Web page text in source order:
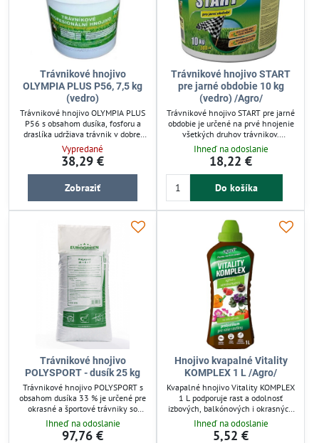
Trávnikové hnojivo
OLYMPIA PLUS P56, 7,5 kg
(vedro)
Trávnikové hnojivo OLYMPIA PLUS
P56 s obsahom dusíka, fosforu a
draslíka udržiava trávnik v dobrej
kondícii až 12 týždňov. Znižuje
riziko popálenia a podporuje
odolnosť voči chorobám. Vhodné
pre všetky trávnikové plochy, aj po
doseve či založení trávnika.
rovnomerné rozloženie živín.
Vypredané
38,29 €
Zobraziť
Trávnikové hnojivo START
pre jarné obdobie 10 kg
(vedro) /Agro/
Trávnikové hnojivo START pre jarné
obdobie je určené na prvé hnojenie
všetkých druhov trávnikov.
Podporuje rýchly rast a regeneráciu
po zime vďaka vysokému obsahu
dusíka. Fosfor posilňuje koreňový
systém, horčík zlepšuje farbu trávy.
Jednoduchá aplikácia rozhodením.
Ihneď na odoslanie
18,22 €
Do košíka
Trávnikové hnojivo
POLYSPORT - dusík 25 kg
Trávnikové hnojivo POLYSPORT s
obsahom dusíka 33 % je určené pre
okrasné a športové trávniky so
strednou až vysokou potrebou živín.
Zaisťuje dlhodobé hnojenie až na
12 týždňov. Granulované hnojivo
Ihneď na odoslanie
97,76 €
Hnojivo kvapalné Vitality
KOMPLEX 1 L /Agro/
Kvapalné hnojivo Vitality KOMPLEX
1 L podporuje rast a odolnosť
izbových, balkónových i okrasných
rastlín. Obsahuje výluh z
dážďovkového kompostu, ktorý
zlepšuje regeneráciu po stresoch
Ihneď na odoslanie
5,52 €